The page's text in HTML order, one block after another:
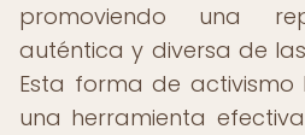
promoviendo una
auténtica y diversa de
Esta forma de
una herramienta